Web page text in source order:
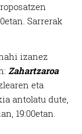
. Sarrerak
izanez
Zahartzaroa
eta
antolatu dute,
19:00etan.